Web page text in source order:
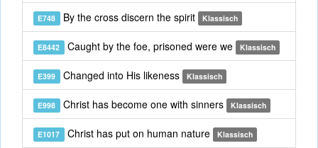
E748 By the cross discern the spirit Klassisch
E8442 Caught by the foe, prisoned were we Klassisch
E399 Changed into His likeness Klassisch
E998 Christ has become one with sinners Klassisch
E1017 Christ has put on human nature Klassisch